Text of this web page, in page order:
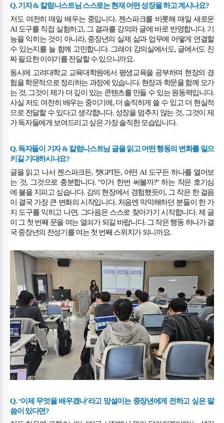
Q.기자&칼럼니스트님 스스로는 현재 어떤 성장을 하고 계시나요?
저도 여전히 매일 배우는 중입니다. 젠스파크를 비롯해 매일 새로운
AI 도구를 직접 실험하고, 그 결과를 강의와 글에 바로 반영합니다. 기
능을 익히는 것이 아니라, 중장년의 실제 삶과 업무에 어떻게 연결할
수 있는지를 늘 함께 고민합니다. 그래야 강의실에서도, 글에서도 진
짜 필요한 이야기를 전달할 수 있으니까요.
동시에 고려대학교 교육대학원에서 평생교육을 공부하며 현장의 경
험을 학문적으로 정리하는 과정에 있습니다. 현장과 학문을 함께 오가
는 것, 그것이 제가 더 깊이 있는 콘텐츠를 만들 수 있는 원동력입니다.
사실 저도 여전히 배우는 중이기에 , 더 솔직하게 쓸 수 있고 더 현실적
으로 전달할 수 있다고 생각합니다. 성장을 멈추지 않는 것, 그것이 제
가 독자들에게 보여드리고 싶은 가장 솔직한 모습입니다.
Q.독자들이 기자&칼럼니스트님 글을 읽고 어떤 행동의 변화를 일으
키길 기대하시나요?
글을 읽고 나서 젠스파크든, 챗GPT든, 어떤 AI 도구든 하나를 열어보
는 것, 그것으로 충분합니다. "이거 한번 써볼까?"하는 작은 호기심
에 불을 지피고 싶습니다. 강의 현장에서 경험했듯이 , 그 작은 한 걸음
이 결국 가장 큰 변화의 시작입니다. 처음엔 막막해하던 분들이 한 가
지 도구를 익히고 나면, 그다음은 스스로 찾아가기 시작합니다.제 글
이 그 첫 번째 문을 여는 열쇠가 되길 바랍니다. 그 작은 행동 하나가 결
국 중장년의 전성기를 여는 첫 번째 스위치가 되니까요.
Q. ‘이제 무엇을 배우겠나’라고 망설이는 중장년에게 전하고 싶은 말
씀이 있다면?